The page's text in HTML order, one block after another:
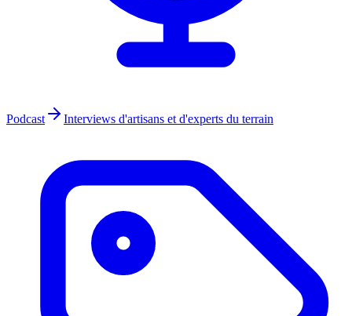
Podcast Interviews d'artisans et d'experts du terrain